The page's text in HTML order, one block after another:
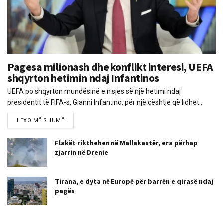
Pagesa milionash dhe konflikt interesi, UEFA
shqyrton hetimin ndaj Infantinos
UEFA po shqyrton mundësinë e nisjes së një hetimi ndaj
presidentit të FIFA-s, Gianni Infantino, për një çështje që lidhet...
LEXO MË SHUMË
Flakët rikthehen në Mallakastër, era përhap
zjarrin në Drenie
Tirana, e dyta në Europë për barrën e qirasë ndaj
pagës